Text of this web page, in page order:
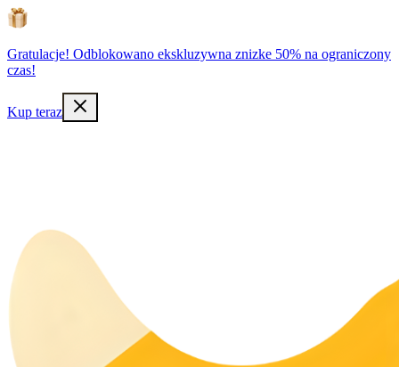
Gratulacje! Odblokowano ekskluzywna znizke 50% na ograniczony
czas!
Kup teraz